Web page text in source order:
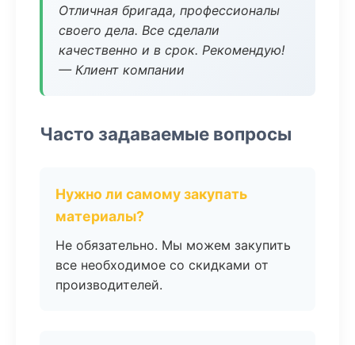
Отличная бригада, профессионалы
своего дела. Все сделали
качественно и в срок. Рекомендую!
— Клиент компании
Часто задаваемые вопросы
Нужно ли самому закупать
материалы?
Не обязательно. Мы можем закупить
все необходимое со скидками от
производителей.